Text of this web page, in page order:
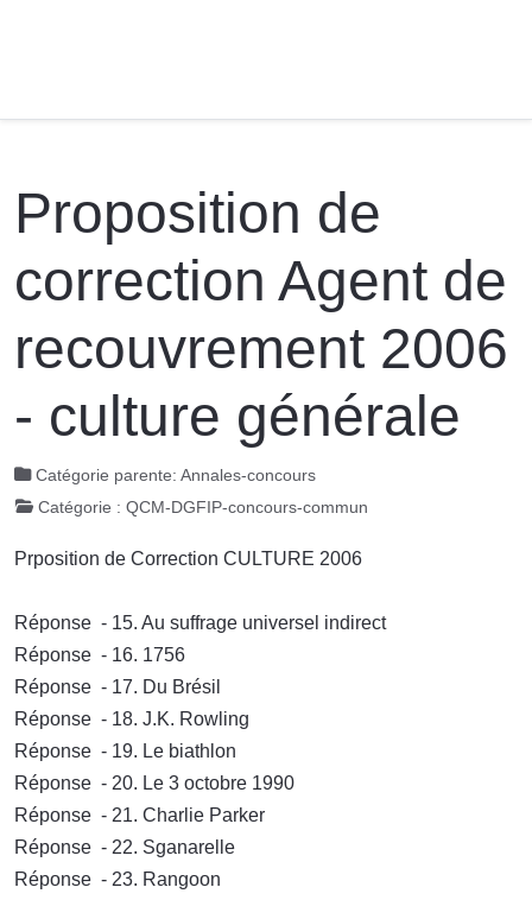
Proposition de
correction Agent de
recouvrement 2006
- culture générale
Catégorie parente: Annales-concours
Catégorie : QCM-DGFIP-concours-commun
Prposition de Correction CULTURE 2006
Réponse - 15. Au suffrage universel indirect
Réponse - 16. 1756
Réponse - 17. Du Brésil
Réponse - 18. J.K. Rowling
Réponse - 19. Le biathlon
Réponse - 20. Le 3 octobre 1990
Réponse - 21. Charlie Parker
Réponse - 22. Sganarelle
Réponse - 23. Rangoon